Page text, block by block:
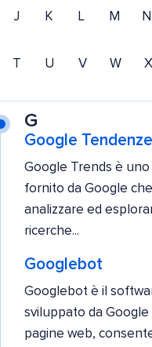
J K L M N
T U V W X
G
Google Tendenze
Google Trends è
fornito da Google
analizzare ed
ricerche...
Googlebot
Googlebot è il
sviluppato da Google
pagine web,